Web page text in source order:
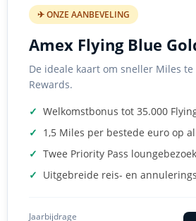
✈ ONZE AANBEVELING
Amex Flying Blue
De ideale kaart om sneller Miles
Rewards.
✓ Welkomstbonus tot 35.000
✓ 1,5 Miles per bestede euro op
✓ Twee Priority Pass
✓ Uitgebreide reis- en
Jaarbijdrage